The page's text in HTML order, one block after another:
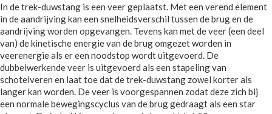
In de trek-duwstang is een veer geplaatst. Met een verend element
in de aandrijving kan een snelheidsverschil tussen de brug en de
aandrijving worden opgevangen. Tevens kan met de veer (een deel
van) de kinetische energie van de brug omgezet worden in
veerenergie als er een noodstop wordt uitgevoerd. De
dubbelwerkende veer is uitgevoerd als een stapeling van
schotelveren en laat toe dat de trek-duwstang zowel korter als
langer kan worden. De veer is voorgespannen zodat deze zich bij
een normale bewegingscyclus van de brug gedraagt als een star